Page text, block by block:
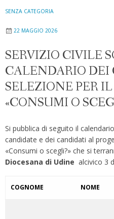
SENZA CATEGORIA
22 MAGGIO 2026
SERVIZIO CIVILE
CALENDARIO
SELEZIONE PER
«CONSUMI O
Si pubblica di seguito il
candidate e dei candidati al
«Consumi o scegli?» che si
Diocesana di Udine alcivico 3
COGNOME NOME